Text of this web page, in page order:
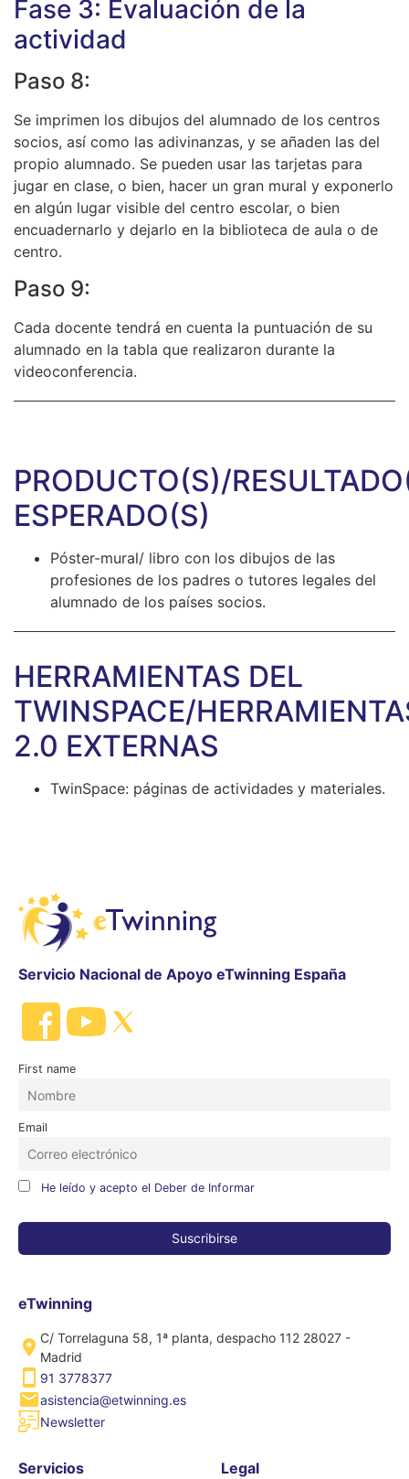
Fase 3: Evaluación de la
actividad
Paso 8:
Se imprimen los dibujos del alumnado de los centros
socios, así como las adivinanzas, y se añaden las del
propio alumnado. Se pueden usar las tarjetas para
jugar en clase, o bien, hacer un gran mural y exponerlo
en algún lugar visible del centro escolar, o bien
encuadernarlo y dejarlo en la biblioteca de aula o de
centro.
Paso 9:
Cada docente tendrá en cuenta la puntuación de su
alumnado en la tabla que realizaron durante la
videoconferencia.
PRODUCTO(S)/
ESPERADO(S)
Póster-mural/ libro con los dibujos de las
profesiones de los padres o tutores legales del
alumnado de los países socios.
HERRAMIENTAS DEL
TWINSPACE/
2.0 EXTERNAS
TwinSpace: páginas de actividades y materiales.
Servicio Nacional de Apoyo eTwinning España
First name
Email
He leído y acepto el Deber de Informar
eTwinning
C/ Torrelaguna 58, 1ª planta, despacho 112 28027 -
Madrid
91 3778377
asistencia@etwinning.es
Newsletter
Servicios Legal